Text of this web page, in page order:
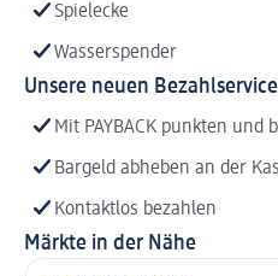
Spielecke
Wasserspender
Unsere neuen
Mit PAYBACK punkten und
Bargeld abheben an der
Kontaktlos bezahlen
Märkte in der Nähe